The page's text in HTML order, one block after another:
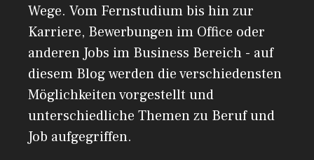
Wege. Vom Fernstudium bis hin zur
Karriere, Bewerbungen im Office oder
anderen Jobs im Business Bereich - auf
diesem Blog werden die verschiedensten
Möglichkeiten vorgestellt und
unterschiedliche Themen zu Beruf und
Job aufgegriffen.